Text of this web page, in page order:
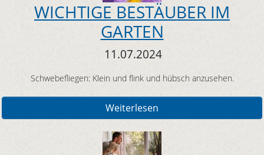
WICHTIGE BESTÄUBER IM
GARTEN
11.07.2024
Schwebefliegen: Klein und flink und hübsch anzusehen.
Weiterlesen